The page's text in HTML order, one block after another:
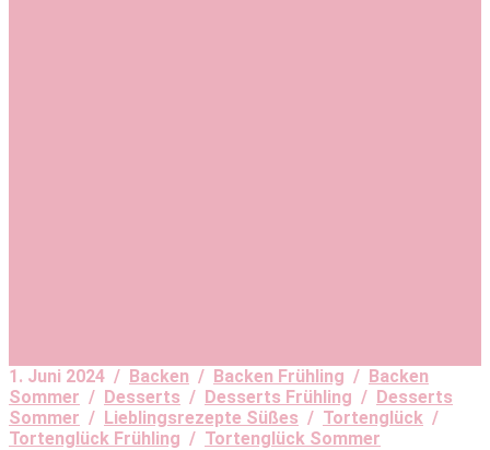
1. Juni 2024 / Backen / Backen Frühling / Backen
Sommer / Desserts / Desserts Frühling / Desserts
Sommer / Lieblingsrezepte Süßes / Tortenglück /
Tortenglück Frühling / Tortenglück Sommer